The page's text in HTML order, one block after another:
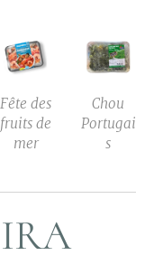
Fête des
fruits de
mer
Chou
Portugai
s